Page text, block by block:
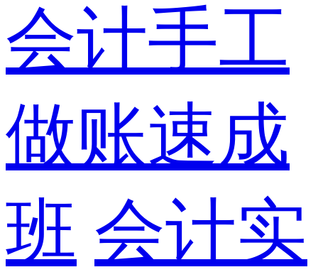
会计手工
做账速成
班 会计实